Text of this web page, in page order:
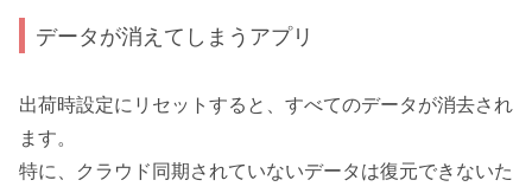
データが消えてしまうアプリ
出荷時設定にリセットすると、すべてのデータが消去され
ます。
特に、クラウド同期されていないデータは復元できないた